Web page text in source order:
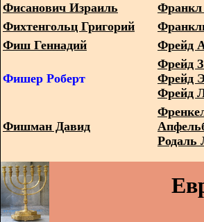
Фисанович Израиль
Франкл
Фихтенгольц Григорий
Фиш Геннадий
Фрейд
Фишер Роберт
Фрейд
Фрейд
Фрейд
Фишман Давид
Родаль